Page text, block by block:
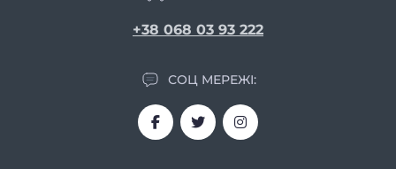
+38 068 03 93 222
СОЦ МЕРЕЖІ: